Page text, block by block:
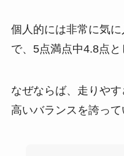
個人的には非常に気
で、5点満点中4.8点と
なぜならば、走りや
高いバランスを誇って